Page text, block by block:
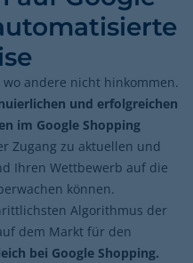
andere nicht hinkommen.
und erfolgreichen
im Google Shopping
Zugang zu aktuellen und
Ihren Wettbewerb auf die
können.
Algorithmus der
dem Markt für den
bei Google Shopping.